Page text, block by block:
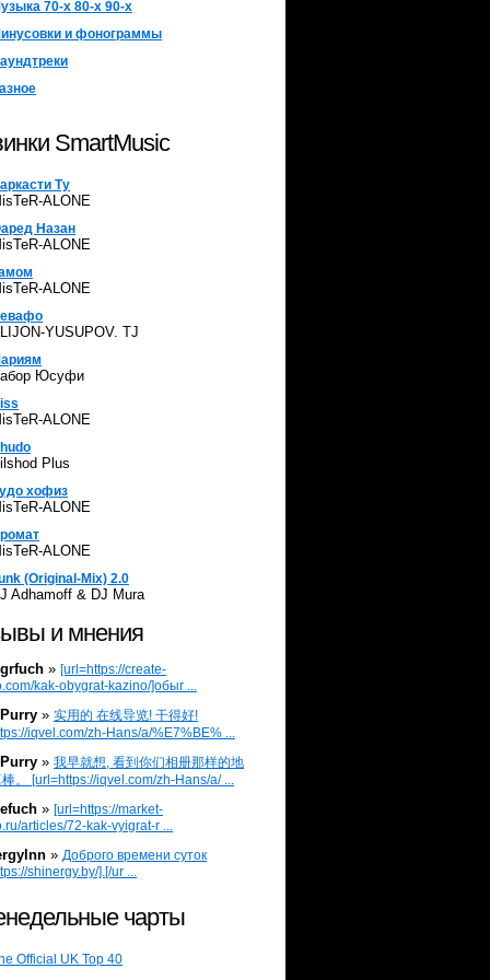
70-х 80-х 90-х
и фонограммы
SmartMusic
Ту
ALONE
Назан
ALONE
ALONE
YUSUPOV. TJ
Юсуфи
ALONE
Plus
хофиз
ALONE
ALONE
(Original-Mix) 2.0
Adhamoff & DJ Mura
и мнения
» [url=https://create-
kak-obygrat-kazino/]обыг ...
» 实用的 在线导览! 干得好!
iqvel.com/zh-Hans/a/%E7%BE% ...
» 我早就想, 看到你们相册那样的地
。 [url=https://iqvel.com/zh-Hans/a/ ...
» [url=https://market-
articles/72-kak-vyigrat-r ...
» Доброго времени суток
shinergy.by/].[/ur ...
чарты
Official UK Top 40